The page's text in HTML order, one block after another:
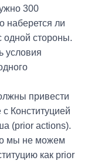
300
наберется ли
одной стороны.
условия
привести
Конституцией
(prior actions).
мы не можем
как prior